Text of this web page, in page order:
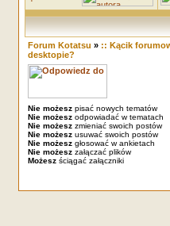
Forum Kotatsu » :: Kącik
desktopie?
Nie możeszpisać nowych tematów
Nie możeszodpowiadać w tematach
Nie możeszzmieniać swoich postów
Nie możeszusuwać swoich postów
Nie możeszgłosować w ankietach
Nie możeszzałączać plików
Możeszściągać załączniki